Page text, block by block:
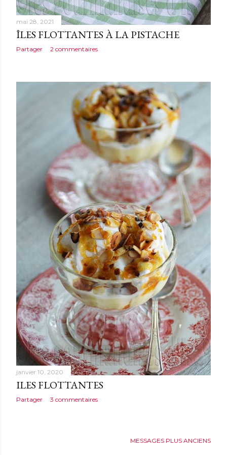
mai 28, 2021
ÎLES FLOTTANTES À LA PISTACHE
Partager 2 commentaires
janvier 10, 2020
ILES FLOTTANTES
Partager 3 commentaires
MESSAGES PLUS ANCIENS